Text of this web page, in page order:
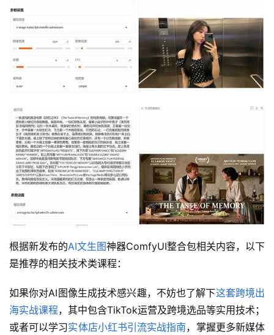
根据新发布的AI文生图神器ComfyUI整合包相关内容，以下
是推荐的相关技术类课程：
如果你对AI图像生成技术感兴趣，不妨也了解下这套跨境出
海实战课程，其中包含TikTok运营及跨境选品等实用技术；
或者可以学习实体店小红书引流实战指南，掌握更多新媒体